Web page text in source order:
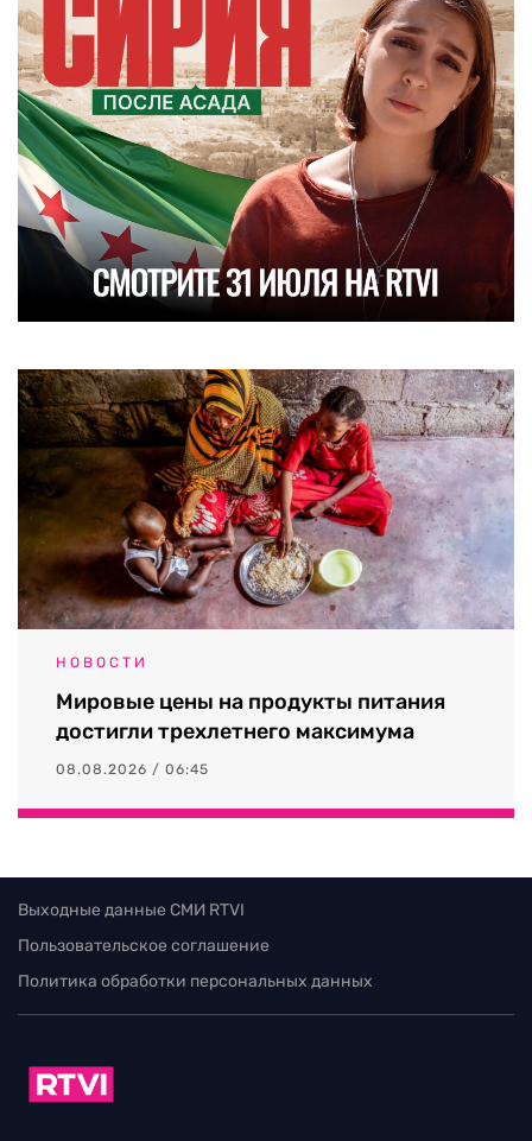
НОВОСТИ
Мировые цены на продукты питания
достигли трехлетнего максимума
08.08.2026 / 06:45
Выходные данные СМИ RTVI
Пользовательское соглашение
Политика обработки персональных данных